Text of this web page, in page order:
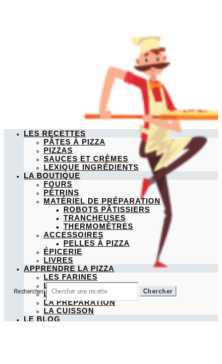
Rechercher:
LES RECETTES
PÂTES À PIZZA
PIZZAS
SAUCES ET CRÈMES
LEXIQUE INGRÉDIENTS
LA BOUTIQUE
FOURS
PÉTRINS
MATÉRIEL DE PRÉPARATION
ROBOTS PÂTISSIERS
TRANCHEUSES
THERMOMÈTRES
ACCESSOIRES
PELLES À PIZZA
ÉPICERIE
LIVRES
APPRENDRE LA PIZZA
LES FARINES
LA FERMENTATION
LES TYPES DE PIZZA
LA PRÉPARATION
LA CUISSON
LE BLOG